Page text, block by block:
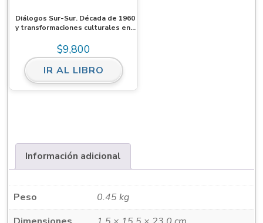
Diálogos Sur-Sur. Década de 1960
y transformaciones culturales en
Roberto Schwarz. Ebook
$9,800
IR AL LIBRO
Información adicional
Peso
0.45 kg